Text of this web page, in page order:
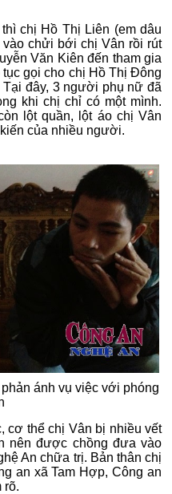
chị Hồ Thị Liên (em dâu
chửi bới chị Vân rồi rút
Văn Kiên đến tham gia
gọi cho chị Hồ Thị Đông
đây, 3 người phụ nữ đã
khi chị chỉ có một mình.
lột quần, lột áo chị Vân
của nhiều người.
ánh vụ việc với phóng
cơ thể chị Vân bị nhiều vết
nên được chồng đưa vào
An chữa trị. Bản thân chị
an xã Tam Hợp, Công an
rõ.